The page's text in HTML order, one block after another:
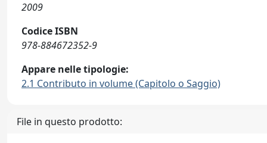
2009
Codice ISBN
978-884672352-9
Appare nelle tipologie:
2.1 Contributo in volume (Capitolo o Saggio)
File in questo prodotto: